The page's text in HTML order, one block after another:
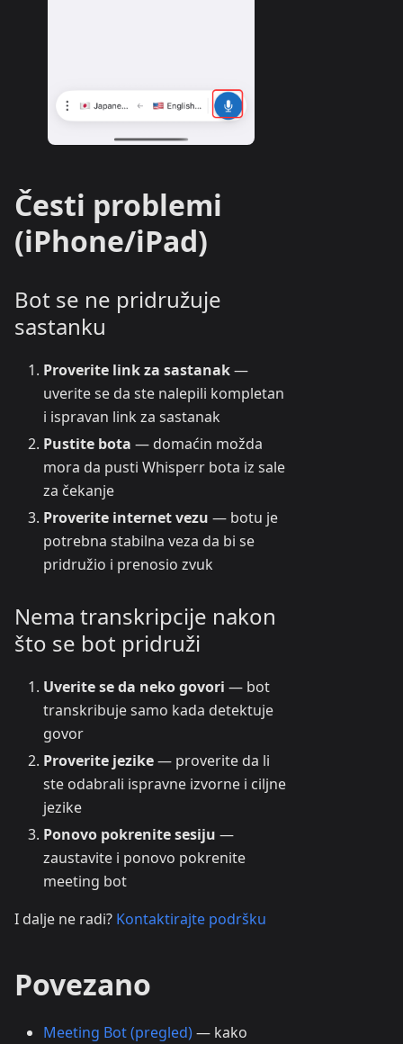
Česti problemi
(iPhone/iPad)
Bot se ne pridružuje
sastanku
Proverite link za sastanak—
uverite se da ste nalepili kompletan
i ispravan link za sastanak
Pustite bota — domaćin možda
mora da pusti Whisperr bota iz sale
za čekanje
Proverite internet vezu — botu je
potrebna stabilna veza da bi se
pridružio i prenosio zvuk
Nema transkripcije nakon
što se bot pridruži
Uverite se da neko govori — bot
transkribuje samo kada detektuje
govor
Proverite jezike— proverite da li
ste odabrali ispravne izvorne i ciljne
jezike
Ponovo pokrenite sesiju —
zaustavite i ponovo pokrenite
meeting bot
I dalje ne radi? Kontaktirajte podršku
Povezano
Meeting Bot (pregled)— kako